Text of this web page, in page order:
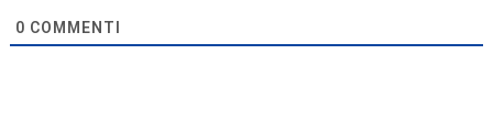
0 COMMENTI